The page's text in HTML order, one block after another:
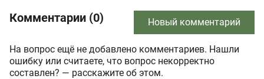
Комментарии (0) Новый комментарий
На вопрос ещё не добавлено комментариев. Нашли
ошибку или считаете, что вопрос некорректно
составлен? — расскажите об этом.